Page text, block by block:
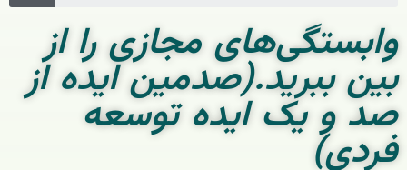
وابستگی‌های مجازی را از
بین ببرید.(صدمین ایده از
صد و یک ایده توسعه
فردی)